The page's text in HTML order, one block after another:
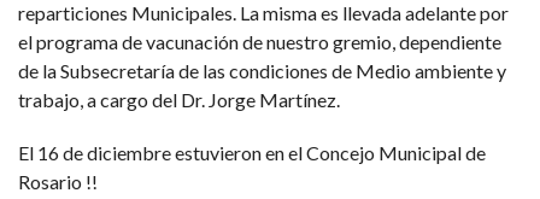
reparticiones Municipales. La misma es llevada adelante por
el programa de vacunación de nuestro gremio, dependiente
de la Subsecretaría de las condiciones de Medio ambiente y
trabajo, a cargo del Dr. Jorge Martínez.
El 16 de diciembre estuvieron en el Concejo Municipal de
Rosario !!